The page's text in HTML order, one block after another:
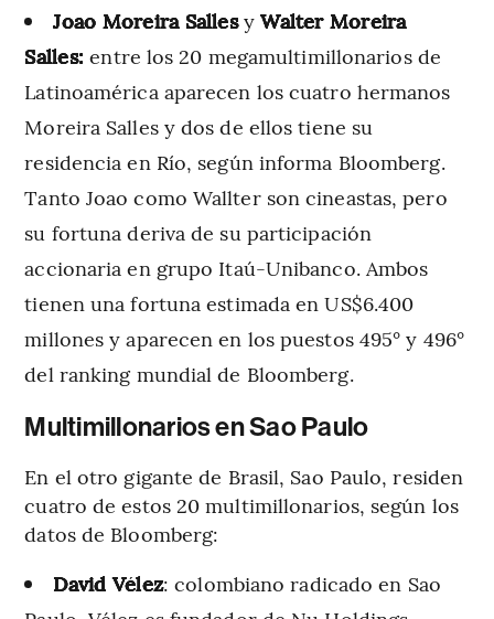
Joao Moreira SallesyWalter Moreira
Salles:entre los 20 megamultimillonarios de
Latinoamérica aparecen los cuatro hermanos
Moreira Salles y dos de ellos tiene su
residencia en Río, según informa Bloomberg.
Tanto Joao como Wallter son cineastas, pero
su fortuna deriva de su participación
accionaria en grupo Itaú-Unibanco. Ambos
tienen una fortuna estimada en US$6.400
millones y aparecen en los puestos 495° y 496°
del ranking mundial de Bloomberg.
Multimillonarios en Sao Paulo
En el otro gigante de Brasil, Sao Paulo, residen
cuatro de estos 20 multimillonarios, según los
datos de Bloomberg:
David Vélez: colombiano radicado en Sao